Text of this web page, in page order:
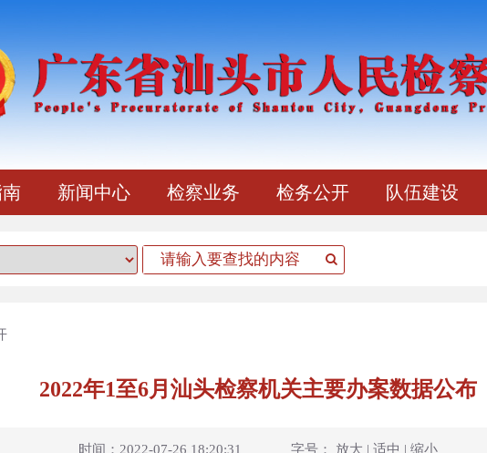
新闻中心 检察业务 检务公开 队伍建设
2022年1至6月汕头检察机关主要办案数据公布
时间：2022-07-26 18:20:31 字号： 放大 | 适中 | 缩小